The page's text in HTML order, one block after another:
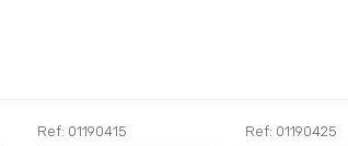
Ref: 01190415 Ref: 01190425